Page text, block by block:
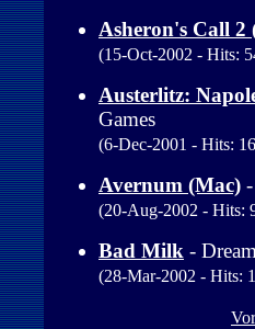
Asheron's Call 2
(15-Oct-2002 - Hits:
Austerlitz:
Games
(6-Dec-2001 - Hits:
Avernum (Mac)
(20-Aug-2002 - Hits:
Bad Milk -
(28-Mar-2002 - Hits: